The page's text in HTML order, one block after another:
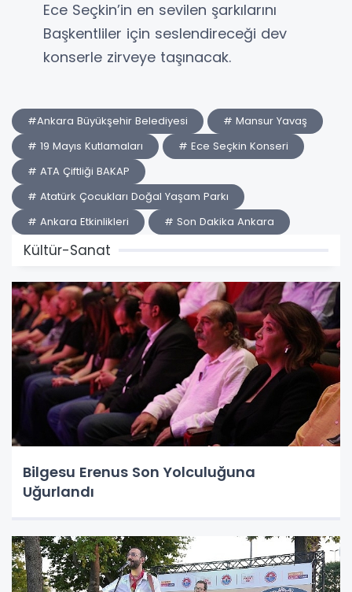
Ece Seçkin’in en sevilen şarkılarını
Başkentliler için seslendireceği dev
konserle zirveye taşınacak.
#Ankara Büyükşehir Belediyesi
# Mansur Yavaş
# 19 Mayıs Kutlamaları
# Ece Seçkin Konseri
# ATA Çiftliği BAKAP
# Atatürk Çocukları Doğal Yaşam Parkı
# Ankara Etkinlikleri
# Son Dakika Ankara
Kültür-Sanat
Bilgesu Erenus Son Yolculuğuna
Uğurlandı